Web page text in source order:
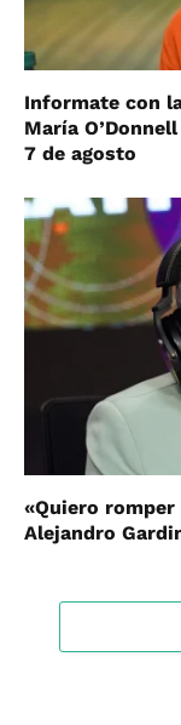
Informate con
María
7 de agosto
«Quiero
Alejandro